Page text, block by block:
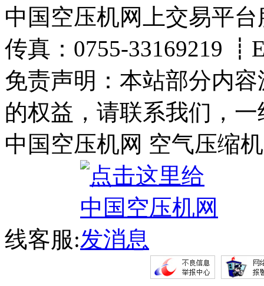
中国空压机网上交易平
传真：0755-33169219
免责声明：本站部分内
的权益，请联系我们，
中国空压机网 空气压缩
线客服: